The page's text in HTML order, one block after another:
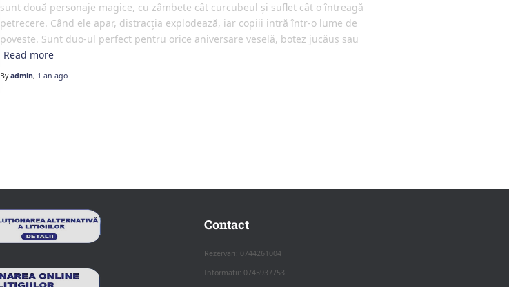
sunt două personaje magice, cu zâmbete cât curcubeul și suflet cât o întreagă
petrecere. Când ele apar, distracția explodează, iar copiii intră într-o lume de
poveste. Sunt duo-ul perfect pentru orice aniversare veselă, botez jucăuș sau
Read more
Byadmin, 1 an ago
Contact
Rezervari: 0744261004
Informatii: 0745937753